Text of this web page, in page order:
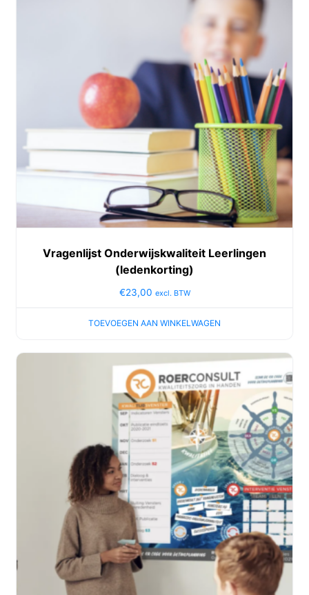
Vragenlijst Onderwijskwaliteit Leerlingen
(ledenkorting)
€23,00 excl. BTW
TOEVOEGEN AAN WINKELWAGEN